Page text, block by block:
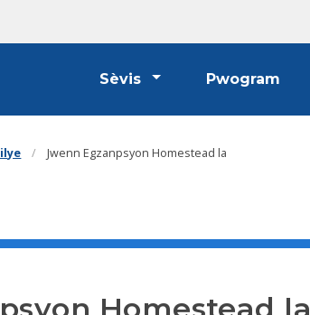
Sèvis Pwogram
Jwenn Egzanpsyon Homestead la